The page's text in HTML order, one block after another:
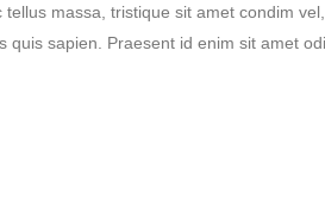
tellus massa, tristique sit amet condim
quis sapien. Praesent id enim sit amet